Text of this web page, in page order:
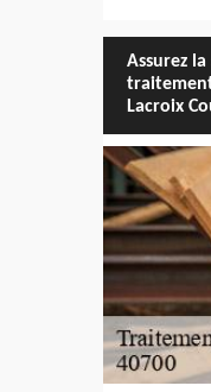
Assurez
Lacroix